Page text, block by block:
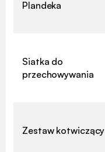
Plandeka
Siatka do
przechowywania
Zestaw kotwiczący